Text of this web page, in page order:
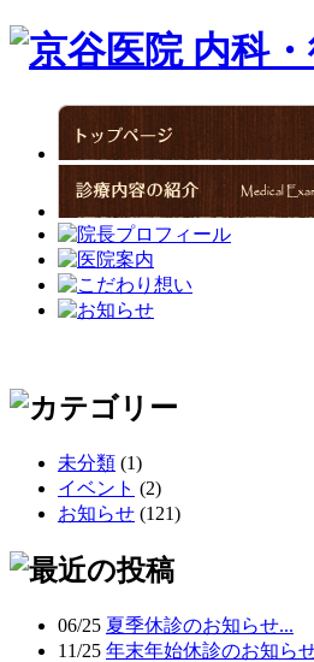
未分類 (1)
イベント (2)
お知らせ (121)
06/25 夏季休診のお知らせ...
11/25 年末年始休診のお知ら